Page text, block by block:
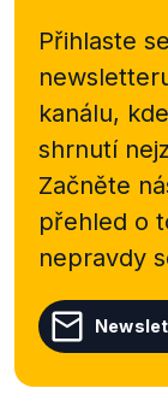
Přihlaste
kanálu,
shrnutí
Začněte
přehled o
nepravdy